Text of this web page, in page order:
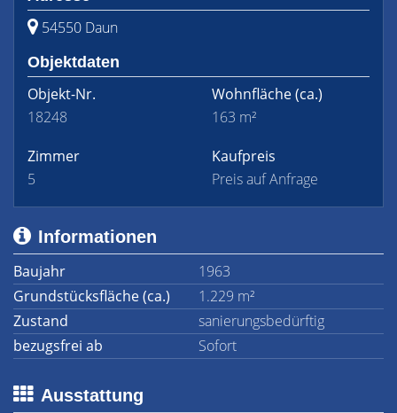
54550 Daun
Objektdaten
Objekt-Nr.
18248
Wohnfläche(ca.)
163 m²
Zimmer
5
Kaufpreis
Preis auf Anfrage
Informationen
Baujahr
1963
Grundstücksfläche (ca.)
1.229 m²
Zustand
sanierungsbedürftig
bezugsfrei ab
Sofort
Ausstattung